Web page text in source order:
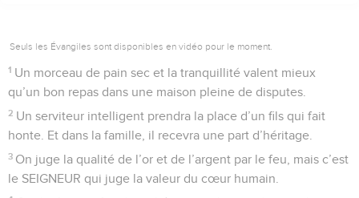
Seuls les Évangiles sont disponibles en vidéo pour le moment.
1 Un morceau de pain sec et la tranquillité valent mieux
qu’un bon repas dans une maison pleine de disputes.
2 Un serviteur intelligent prendra la place d’un fils qui fait
honte. Et dans la famille, il recevra une part d’héritage.
3 On juge la qualité de l’or et de l’argent par le feu, mais c’est
le SEIGNEUR qui juge la valeur du cœur humain.